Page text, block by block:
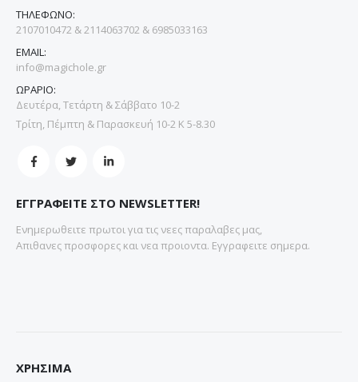
ΤΗΛΕΦΩΝΟ:
2107010472 & 2114063702 & 6985033163
EMAIL:
info@magichole.gr
ΩΡΑΡΙΟ:
Δευτέρα, Τετάρτη & Σάββατο 10-2
Τρίτη, Πέμπτη & Παρασκευή 10-2 Κ 5-8.30
ΕΓΓΡΑΦΕΙΤΕ ΣΤΟ NEWSLETTER!
Ενημερωθειτε πρωτοι για τις νεες παραλαβες μας,
Απιθανες προσφορες και νεα προιοντα. Εγγραφειτε σημερα.
ΧΡΗΣΙΜΑ